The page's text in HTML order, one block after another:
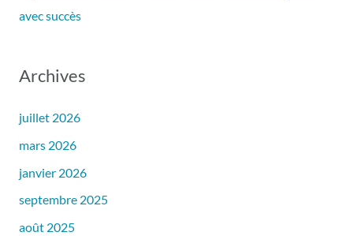
avec succès
Archives
juillet 2026
mars 2026
janvier 2026
septembre 2025
août 2025